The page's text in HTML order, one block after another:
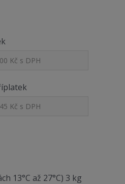
Kč s DPH
Kč s DPH
13°C až 27°C) 3 kg